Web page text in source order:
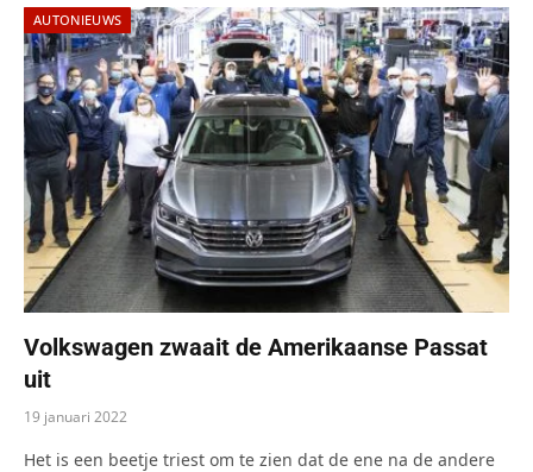
AUTONIEUWS
Volkswagen zwaait de Amerikaanse Passat
uit
19 januari 2022
Het is een beetje triest om te zien dat de ene na de andere